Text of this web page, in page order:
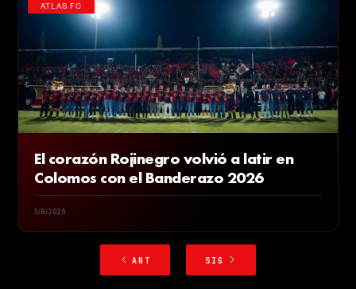
ATLAS FC
El corazón Rojinegro volvió a latir en
Colomos con el Banderazo 2026
3/8/2026
ANT SIG